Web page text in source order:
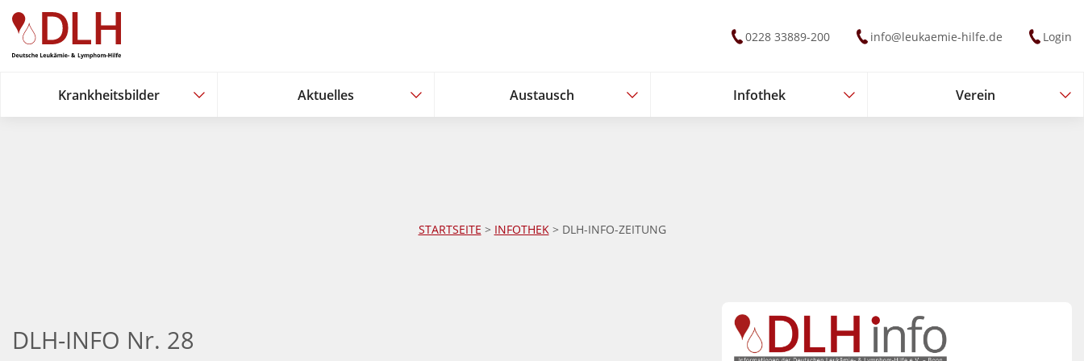
Zum Hauptinhalt springen
0228 33889-200 info@leukaemie-hilfe.de Login
Krankheitsbilder
Krankheitsbilder Aktuelles
Aktuelles Austausch
Austausch Infothek
Infothek Verein
Verein
STARTSEITE > INFOTHEK> DLH-INFO-ZEITUNG
DLH-INFO Nr. 28